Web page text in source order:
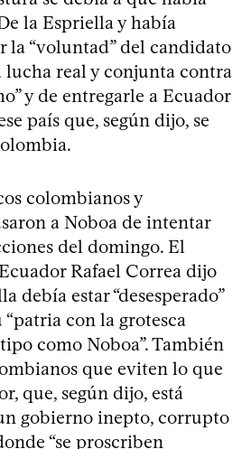
la Espriella y había
“voluntad” del candidato
lucha real y conjunta contra
y de entregarle a Ecuador
país que, según dijo, se
colombianos y
a Noboa de intentar
del domingo. El
Rafael Correa dijo
debía estar “desesperado”
con la grotesca
como Noboa”. También
que eviten lo que
que, según dijo, está
gobierno inepto, corrupto
“se proscriben